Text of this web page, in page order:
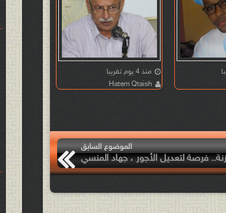
منذ 4 يوم تقريبا
Hatem Qtaish
الموضوع السابق
فرصة لتعديل الأجور ، جهاد المنسي